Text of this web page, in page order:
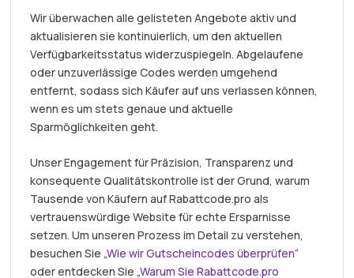
Wir überwachen alle gelisteten Angebote aktiv und
aktualisieren sie kontinuierlich, um den aktuellen
Verfügbarkeitsstatus widerzuspiegeln. Abgelaufene
oder unzuverlässige Codes werden umgehend
entfernt, sodass sich Käufer auf uns verlassen können,
wenn es um stets genaue und aktuelle
Sparmöglichkeiten geht.
Unser Engagement für Präzision, Transparenz und
konsequente Qualitätskontrolle ist der Grund, warum
Tausende von Käufern auf Rabattcode.pro als
vertrauenswürdige Website für echte Ersparnisse
setzen. Um unseren Prozess im Detail zu verstehen,
besuchen Sie „Wie wir Gutscheincodes überprüfen“
oder entdecken Sie „Warum Sie Rabattcode.pro